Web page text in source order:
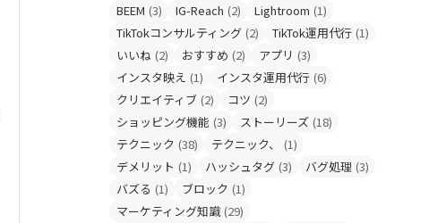
BEEM (3) IG-Reach (2) Lightroom (1)
TikTokコンサルティング (2) TikTok運用代行 (1)
いいね (2) おすすめ (2) アプリ (3)
インスタ映え (1) インスタ運用代行 (6)
クリエイティブ (2) コツ (2)
ショッピング機能 (3) ストーリーズ (18)
テクニック (38) テクニック、
(1)
デメリット (1) ハッシュタグ (3) バグ処理 (3)
バズる (1) ブロック (1)
マーケティング知識 (29)